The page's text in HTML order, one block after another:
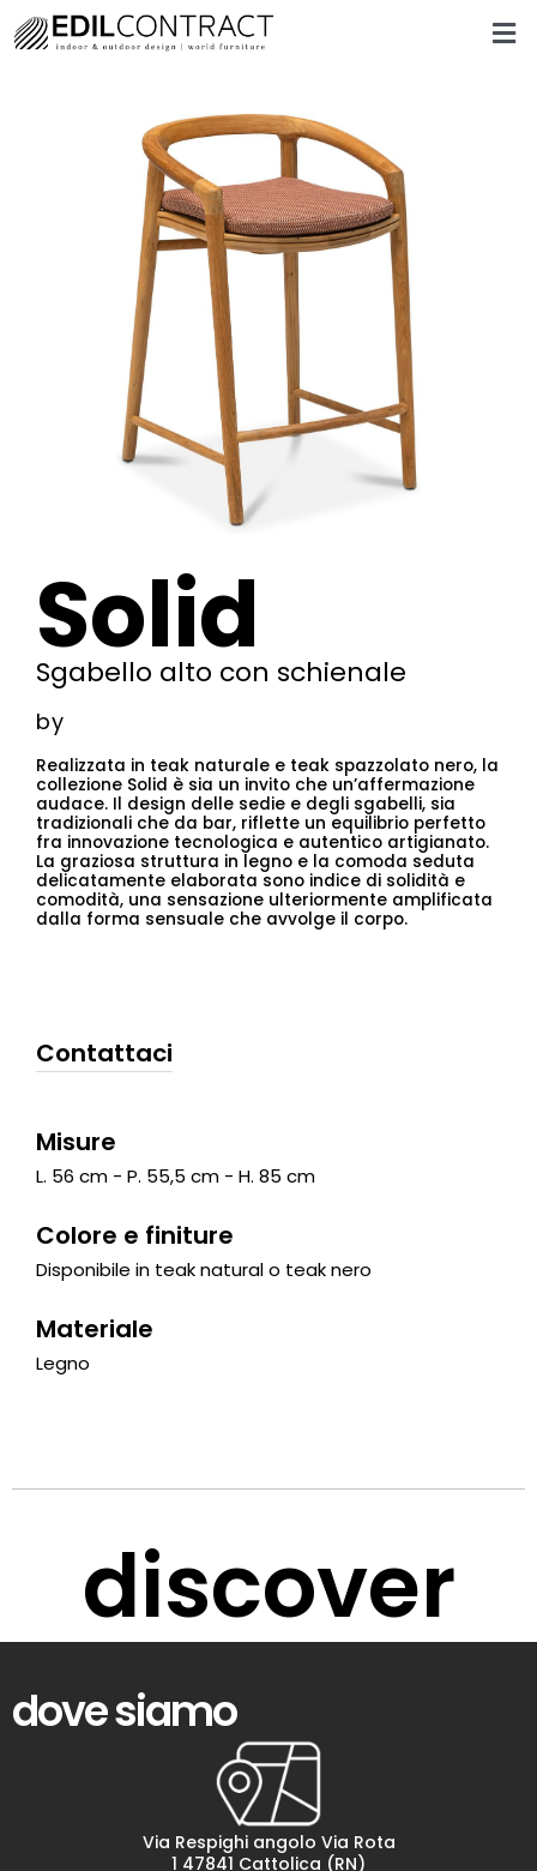
Solid
Sgabello alto con schienale
by
Realizzata in teak naturale e teak spazzolato nero, la
collezione Solid è sia un invito che un’affermazione
audace. Il design delle sedie e degli sgabelli, sia
tradizionali che da bar, riflette un equilibrio perfetto
fra innovazione tecnologica e autentico artigianato.
La graziosa struttura in legno e la comoda seduta
delicatamente elaborata sono indice di solidità e
comodità, una sensazione ulteriormente amplificata
dalla forma sensuale che avvolge il corpo.
Contattaci
Misure
L. 56 cm - P. 55,5 cm - H. 85 cm
Colore e finiture
Disponibile in teak natural o teak nero
Materiale
Legno
discover
dove siamo
Via Respighi angolo Via Rota
1 47841 Cattolica (RN)